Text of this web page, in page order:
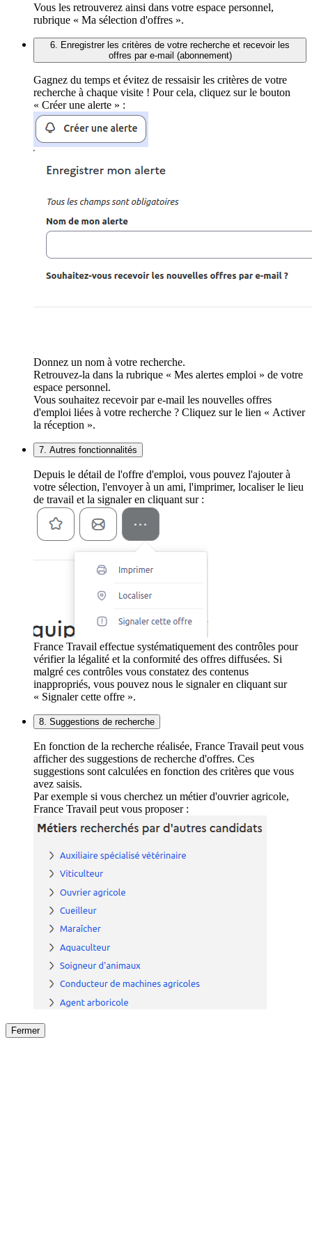
Vous les retrouverez ainsi dans votre espace personnel,
rubrique « Ma sélection d'offres ».
6. Enregistrer les critères de votre recherche et recevoir les
offres par e-mail (abonnement)
Gagnez du temps et évitez de ressaisir les critères de votre
recherche à chaque visite ! Pour cela, cliquez sur le bouton
« Créer une alerte » :
Donnez un nom à votre recherche.
Retrouvez-la dans la rubrique « Mes alertes emploi » de votre
espace personnel.
Vous souhaitez recevoir par e-mail les nouvelles offres
d'emploi liées à votre recherche ? Cliquez sur le lien « Activer
la réception ».
7. Autres fonctionnalités
Depuis le détail de l'offre d'emploi, vous pouvez l'ajouter à
votre sélection, l'envoyer à un ami, l'imprimer, localiser le lieu
de travail et la signaler en cliquant sur :
France Travail effectue systématiquement des contrôles pour
vérifier la légalité et la conformité des offres diffusées. Si
malgré ces contrôles vous constatez des contenus
inappropriés, vous pouvez nous le signaler en cliquant sur
« Signaler cette offre ».
8. Suggestions de recherche
En fonction de la recherche réalisée, France Travail peut vous
afficher des suggestions de recherche d'offres. Ces
suggestions sont calculées en fonction des critères que vous
avez saisis.
Par exemple si vous cherchez un métier d'ouvrier agricole,
France Travail peut vous proposer :
Fermer